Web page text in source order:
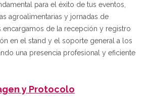
para el éxito de tus eventos,
agroalimentarias y jornadas de
de la recepción y registro
en el stand y el soporte general a los
una presencia profesional y eficiente
y Protocolo